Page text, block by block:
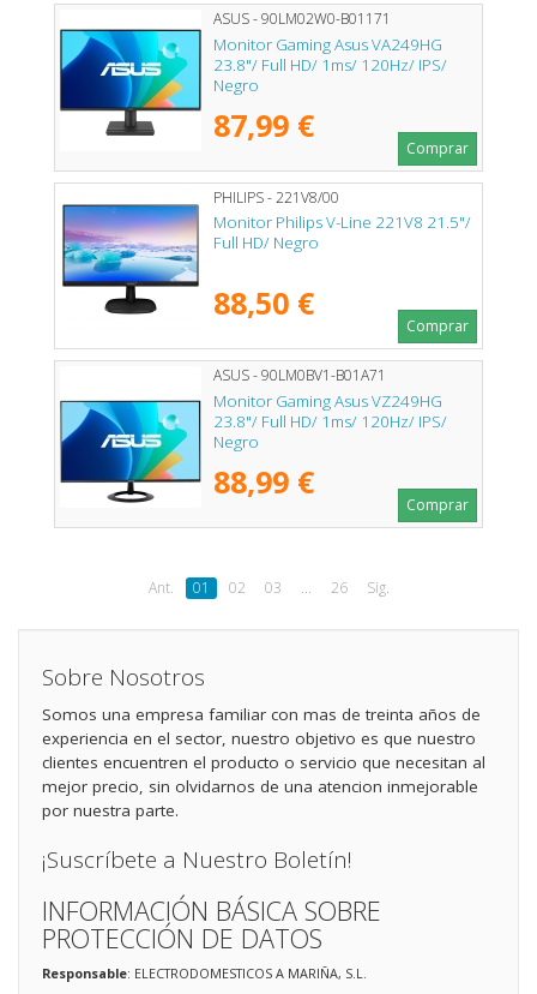
ASUS - 90LM02W0-B01171
Monitor Gaming Asus VA249HG
23.8"/ Full HD/ 1ms/ 120Hz/ IPS/
Negro
87,99 €
Comprar
PHILIPS - 221V8/00
Monitor Philips V-Line 221V8 21.5"/
Full HD/ Negro
88,50 €
Comprar
ASUS - 90LM0BV1-B01A71
Monitor Gaming Asus VZ249HG
23.8"/ Full HD/ 1ms/ 120Hz/ IPS/
Negro
88,99 €
Comprar
Ant. 01 02 03 ... 26 Sig.
Sobre Nosotros
Somos una empresa familiar con mas de treinta años de
experiencia en el sector, nuestro objetivo es que nuestro
clientes encuentren el producto o servicio que necesitan al
mejor precio, sin olvidarnos de una atencion inmejorable
por nuestra parte.
¡Suscríbete a Nuestro Boletín!
INFORMACIÓN BÁSICA SOBRE
PROTECCIÓN DE DATOS
Responsable: ELECTRODOMESTICOS A MARIÑA, S.L.